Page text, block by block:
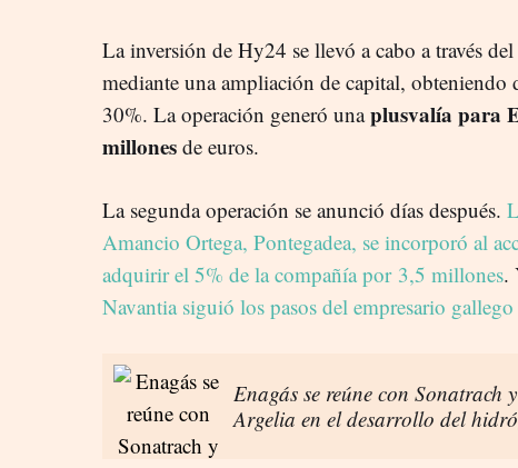
La inversión de Hy24 se llevó a cabo a través
mediante una ampliación de capital, obteniendo
30%. La operación generó unaplusvalía para
millones de euros.
La segunda operación se anunció días después.
Amancio Ortega, Pontegadea, se incorporó al
adquirir el 5% de la compañía por 3,5 millones.
Navantia siguió los pasos del empresario
Enagás se reúne con
Argelia en el desarrollo del